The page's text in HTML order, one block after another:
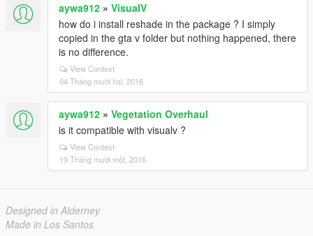
aywa912 » VisualV
how do i install reshade in the package ? I simply
copied in the gta v folder but nothing happened, there
is no difference.
View Context
04 Tháng mười hai, 2016
aywa912 » Vegetation Overhaul
is it compatible with visualv ?
View Context
19 Tháng mười một, 2016
Designed in Alderney
Made in Los Santos